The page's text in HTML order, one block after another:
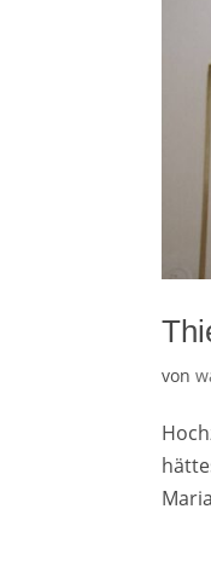
von